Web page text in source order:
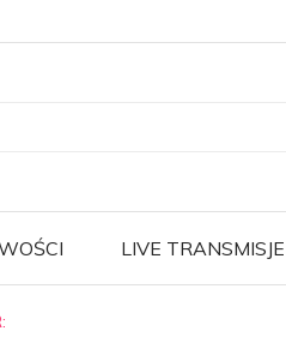
LIVE TRANSMISJE